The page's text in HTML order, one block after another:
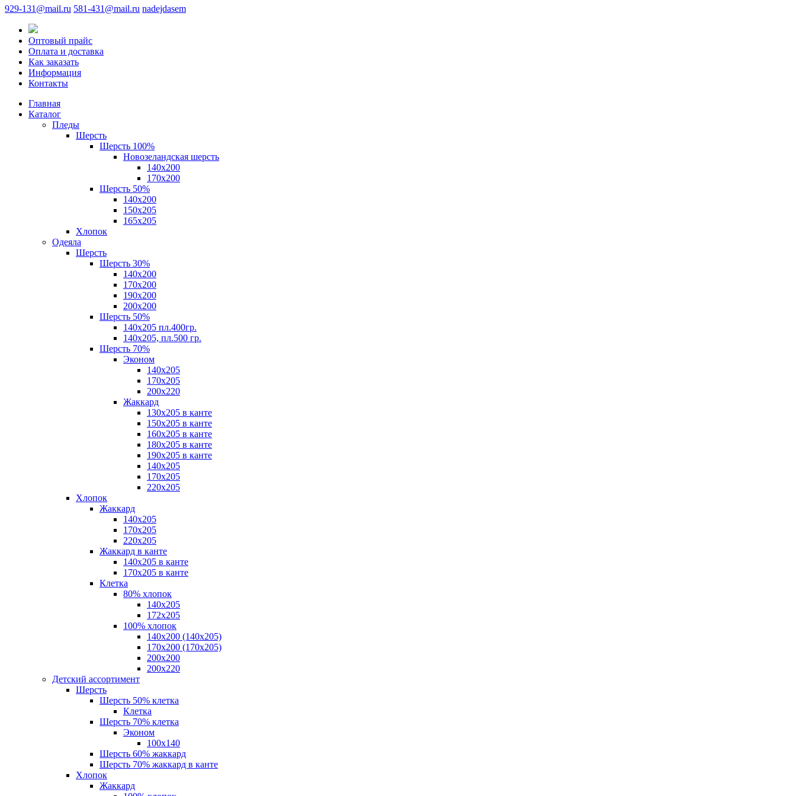
929-131@mail.ru 581-431@mail.ru nadejdasem
Оптовый прайс
Оплата и доставка
Как заказать
Информация
Контакты
Главная
Каталог
Пледы
Шерсть
Шерсть 100%
Новозеландская шерсть
140х200
170x200
Шерсть 50%
140x200
150х205
165х205
Хлопок
Одеяла
Шерсть
Шерсть 30%
140х200
170х200
190х200
200х200
Шерсть 50%
140х205 пл.400гр.
140х205, пл.500 гр.
Шерсть 70%
Эконом
140х205
170х205
200х220
Жаккард
130х205 в канте
150х205 в канте
160х205 в канте
180х205 в канте
190х205 в канте
140х205
170х205
220х205
Хлопок
Жаккард
140x205
170х205
220х205
Жаккард в канте
140х205 в канте
170х205 в канте
Клетка
80% хлопок
140x205
172х205
100% хлопок
140x200 (140х205)
170x200 (170х205)
200х200
200х220
Детский ассортимент
Шерсть
Шерсть 50% клетка
Клетка
Шерсть 70% клетка
Эконом
100x140
Шерсть 60% жаккард
Шерсть 70% жаккард в канте
Хлопок
Жаккард